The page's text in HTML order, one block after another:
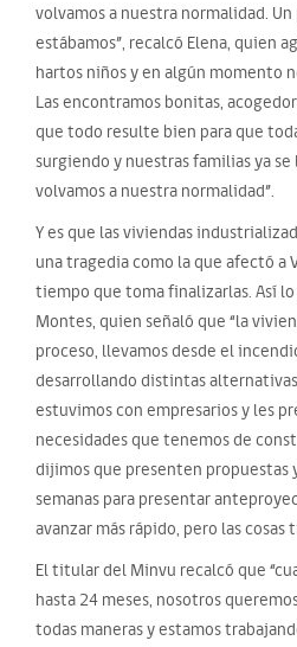
volvamos a nuestra normalidad.
estábamos”, recalcó Elena, quien
hartos niños y en algún momento
Las encontramos bonitas,
que todo resulte bien para que
surgiendo y nuestras familias ya se
volvamos a nuestra normalidad”.
Y es que las viviendas
una tragedia como la que afectó a
tiempo que toma finalizarlas. Así
Montes, quien señaló que “la
proceso, llevamos desde el
desarrollando distintas alternativas
estuvimos con empresarios y les
necesidades que tenemos de
dijimos que presenten propuestas
semanas para presentar
avanzar más rápido, pero las cosas
El titular del Minvu recalcó que
hasta 24 meses, nosotros
todas maneras y estamos